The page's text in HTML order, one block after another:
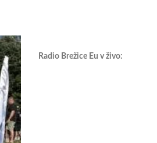
Radio Brežice Eu v živo: